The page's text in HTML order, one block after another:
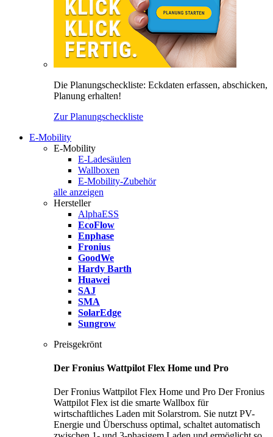
Die Planungscheckliste: Eckdaten erfassen, abschicken,
Planung erhalten!
Zur Planungscheckliste
E-Mobility
E-Mobility
E-Ladesäulen
Wallboxen
E-Mobility-Zubehör
alle anzeigen
Hersteller
AlphaESS
EcoFlow
Enphase
Fronius
GoodWe
Hardy Barth
Huawei
SAJ
SMA
SolarEdge
Sungrow
Preisgekrönt
Der Fronius Wattpilot Flex Home und Pro
Der Fronius Wattpilot Flex Home und Pro Der Fronius
Wattpilot Flex ist die smarte Wallbox für
wirtschaftliches Laden mit Solarstrom. Sie nutzt PV-
Energie und Überschuss optimal, schaltet automatisch